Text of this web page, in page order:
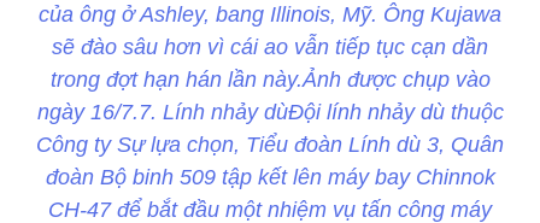
của ông ở Ashley, bang Illinois, Mỹ. Ông Kujawa
sẽ đào sâu hơn vì cái ao vẫn tiếp tục cạn dần
trong đợt hạn hán lần này.Ảnh được chụp vào
ngày 16/7.7. Lính nhảy dùĐội lính nhảy dù thuộc
Công ty Sự lựa chọn, Tiểu đoàn Lính dù 3, Quân
đoàn Bộ binh 509 tập kết lên máy bay Chinnok
CH-47 để bắt đầu một nhiệm vụ tấn công máy